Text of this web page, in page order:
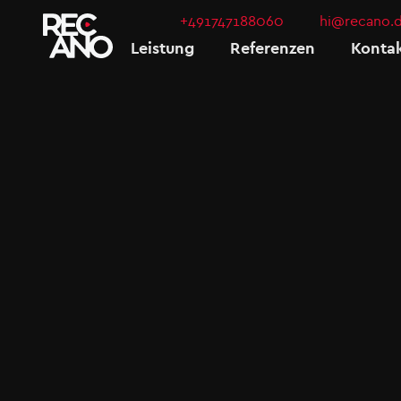
+491747188060
Leistung Referenzen